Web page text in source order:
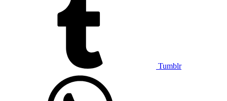
Tumblr